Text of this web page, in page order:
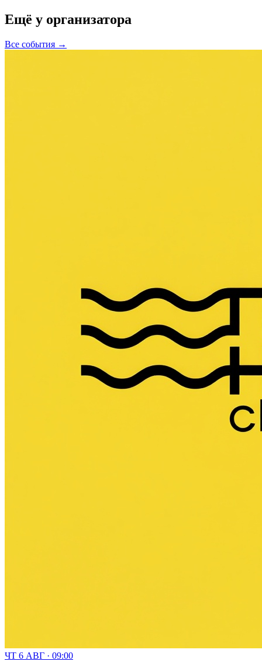
Ещё у организатора
Все события →
ЧТ 6 АВГ · 09:00